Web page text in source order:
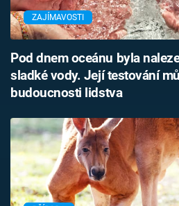
ZAJÍMAVOSTI
Pod dnem oceánu byla
sladké vody. Její testování
budoucnosti lidstva